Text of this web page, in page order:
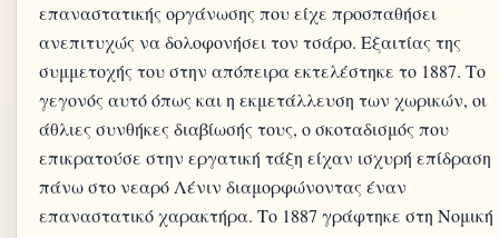
επαναστατικής οργάνωσης που είχε προσπαθήσει
ανεπιτυχώς να δολοφονήσει τον τσάρο. Εξαιτίας της
συμμετοχής του στην απόπειρα εκτελέστηκε το 1887. Το
γεγονός αυτό όπως και η εκμετάλλευση των χωρικών, οι
άθλιες συνθήκες διαβίωσής τους, ο σκοταδισμός που
επικρατούσε στην εργατική τάξη είχαν ισχυρή επίδραση
πάνω στο νεαρό Λένιν διαμορφώνοντας έναν
επαναστατικό χαρακτήρα. Το 1887 γράφτηκε στη Νομική